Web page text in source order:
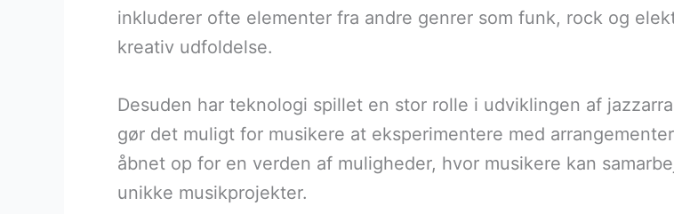
inkluderer ofte elementer fra andre genrer som funk, rock og
kreativ udfoldelse.
Desuden har teknologi spillet en stor rolle i udviklingen af
gør det muligt for musikere at eksperimentere med
åbnet op for en verden af muligheder, hvor musikere kan
unikke musikprojekter.